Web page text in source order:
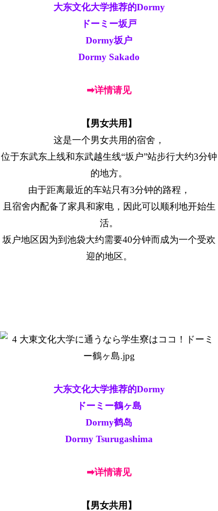
大东文化大学推荐的Dormy
ドーミー坂戸
Dormy坂户
Dormy Sakado
➡详情请见
【男女共用】
这是一个男女共用的宿舍，
位于东武东上线和东武越生线“坂户”站步行大约3分钟
的地方。
由于距离最近的车站只有3分钟的路程，
且宿舍内配备了家具和家电，因此可以顺利地开始生
活。
坂户地区因为到池袋大约需要40分钟而成为一个受欢
迎的地区。
大东文化大学推荐的Dormy
ドーミー鶴ヶ島
Dormy鹤岛
Dormy Tsurugashima
➡详情请见
【男女共用】